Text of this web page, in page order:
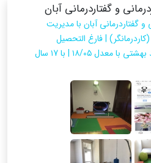
و گفتاردرمانی آبان
و گفتاردرمانی آبان با مدیریت
| فارغ التحصیل
دانشگاه شهید بهشتی با معدل ١٨/٠٥ | با ١7 سال